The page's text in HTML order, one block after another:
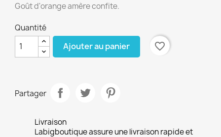
Goût d'orange amère confite.
Quantité
Ajouter au panier favorite_border
Partager
Livraison
Labigboutique assure une livraison rapide et